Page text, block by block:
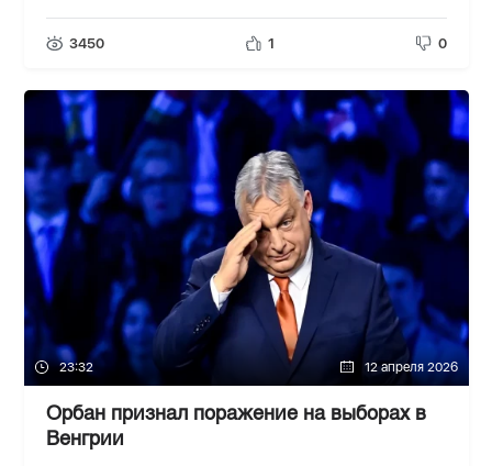
3450 1 0
23:32 12 апреля 2026
Орбан признал поражение на выборах в
Венгрии